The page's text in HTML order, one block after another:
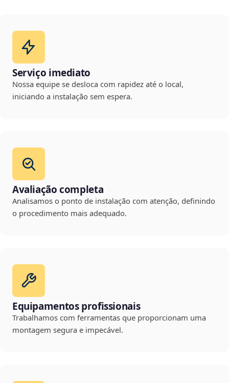
Serviço imediato
Nossa equipe se desloca com rapidez até o local,
iniciando a instalação sem espera.
Avaliação completa
Analisamos o ponto de instalação com atenção, definindo
o procedimento mais adequado.
Equipamentos profissionais
Trabalhamos com ferramentas que proporcionam uma
montagem segura e impecável.